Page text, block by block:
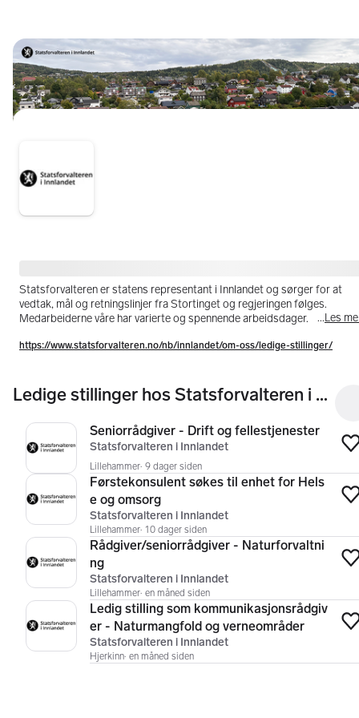
Statsforvalteren er statens representant i Innlandet og sørger for at
vedtak, mål og retningslinjer fra Stortinget og regjeringen følges.
Medarbeiderne våre har varierte og spennende arbeidsdager.
...Les
https://www.statsforvalteren.no/nb/innlandet/om-oss/ledige-stillinger/
Ledige stillinger hos Statsforvalteren i Innlandet
Seniorrådgiver - Drift og fellestjenester
Statsforvalteren i Innlandet
Lillehammer 9 dager siden
Førstekonsulent søkes til enhet for Hels
e og omsorg
Statsforvalteren i Innlandet
Lillehammer 10 dager siden
Rådgiver/seniorrådgiver - Naturforvaltni
ng
Statsforvalteren i Innlandet
Lillehammer en måned siden
Ledig stilling som kommunikasjonsrådgiv
er - Naturmangfold og verneområder
Statsforvalteren i Innlandet
Hjerkinn en måned siden